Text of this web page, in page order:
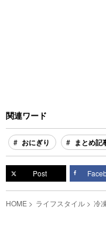
関連ワード
おにぎり まとめ記
Post
HOME ライフスタイル 冷
ま